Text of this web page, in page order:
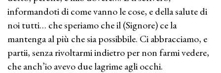
informandoti di come vanno le cose, e della salute di
noi tutti… che speriamo che il (Signore) ce la
mantenga al più che sia possibbile. Ci abbracciamo, e
partii, senza rivoltarmi indietro per non farmi vedere,
che anch’io avevo due lagrime agli occhi.